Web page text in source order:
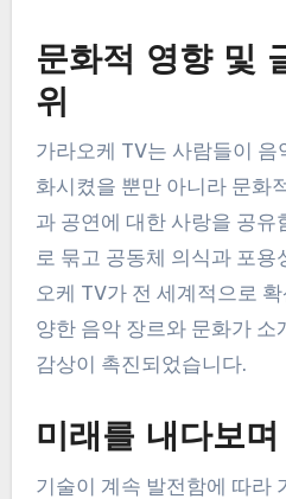
문화적 영향 및
위
가라오케 TV는 사람들이 음
화시켰을 뿐만 아니라 문화
과 공연에 대한 사랑을 공
로 묶고 공동체 의식과 포
오케 TV가 전 세계적으로
양한 음악 장르와 문화가 소
감상이 촉진되었습니다.
미래를 내다보며
기술이 계속 발전함에 따라